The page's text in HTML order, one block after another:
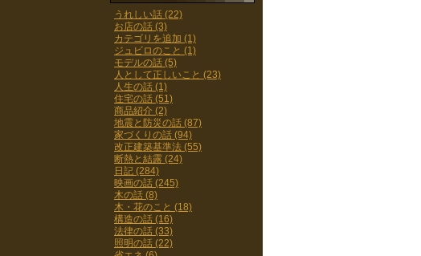
うれしい話 (22)
お店の話 (3)
カテゴリを追加 (1)
ジュビロのこと (1)
モデルの話 (5)
人として正しいこと (23)
人生の話 (1)
住宅の話 (51)
商品紹介 (2)
地震と防災の話 (87)
家づくりの話 (94)
改正建築基準法 (55)
断熱と結露 (24)
日記 (284)
映画の話 (245)
木の話 (8)
木・花のこと (18)
構造の話 (16)
法律の話 (33)
照明の話 (22)